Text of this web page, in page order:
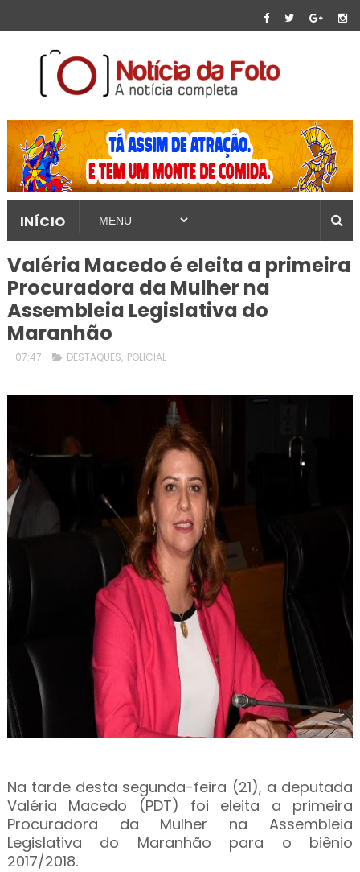
INÍCIO
Valéria Macedo é eleita a primeira
Procuradora da Mulher na
Assembleia Legislativa do
Maranhão
07:47 DESTAQUES, POLICIAL
Na tarde desta segunda-feira (21), a deputada
Valéria Macedo (PDT) foi eleita a primeira
Procuradora da Mulher na Assembleia
Legislativa do Maranhão para o biênio
2017/2018.